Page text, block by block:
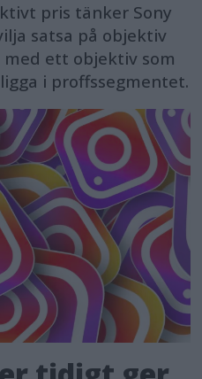
pris tänker Sony
satsa på objektiv
med ett objektiv som
i proffssegmentet.